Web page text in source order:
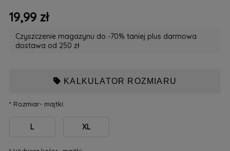
19,99 zł
Czyszczenie magazynu do -70% taniej plus darmowa
dostawa od 250 zł
KALKULATOR ROZMIARU
*Rozmiar- majtki:
L XL